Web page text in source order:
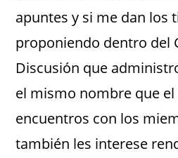
apuntes y si me dan los
proponiendo dentro del
Discusión que
el mismo nombre que el
encuentros con los
también les interese